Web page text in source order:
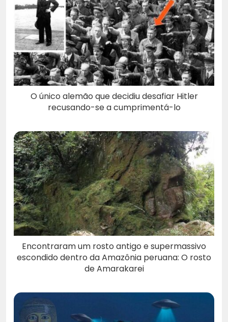
O único alemão que decidiu desafiar Hitler
recusando-se a cumprimentá-lo
Encontraram um rosto antigo e supermassivo
escondido dentro da Amazônia peruana: O rosto
de Amarakarei